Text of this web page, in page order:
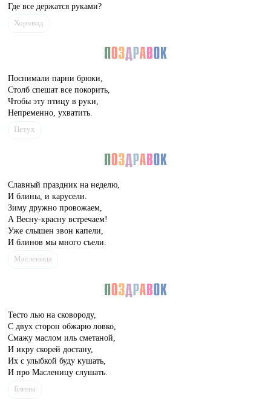
Где все держатся руками?
Хоровод
Поснимали парни брюки,
Столб спешат все покорить,
Чтобы эту птицу в руки,
Непременно, ухватить.
Петух
Славный праздник на неделю,
И блины, и карусели.
Зиму дружно провожаем,
А Весну-красну встречаем!
Уже слышен звон капели,
И блинов мы много съели.
Масленица
Тесто лью на сковороду,
С двух сторон обжарю ловко,
Смажу маслом иль сметаной,
И икру скорей достану,
Их с улыбкой буду кушать,
И про Масленицу слушать.
Блины